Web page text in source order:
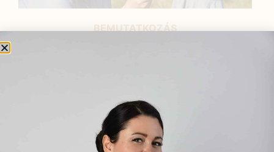
BEMUTATKOZÁS
férfiak egészségének megőrzése és helyreállítása.